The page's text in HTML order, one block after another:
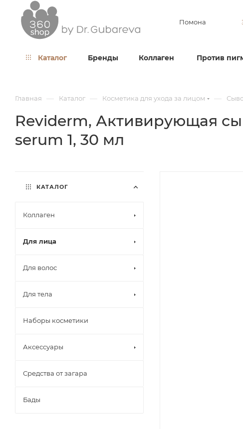
Помона
Каталог Бренды Коллаген Против
Главная — Каталог — Косметика для ухода за лицом —
Reviderm, Активирующая
serum 1, 30 мл
КАТАЛОГ
Коллаген
Для лица
Для волос
Для тела
Наборы косметики
Аксессуары
Средства от загара
Бады